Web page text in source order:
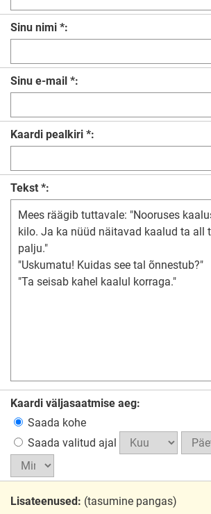
Sinu nimi *:
Sinu e-mail *:
Kaardi pealkiri *:
Tekst *:
Kaardi väljasaatmise aeg:
Saada kohe
Saada valitud ajal
Lisateenused: (tasumine pangas)